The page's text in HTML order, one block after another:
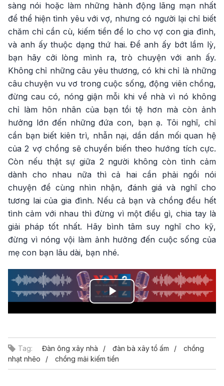
sàng nói hoặc làm những hành động lãng mạn nhất
để thể hiện tình yêu với vợ, nhưng có người lại chỉ biết
chăm chỉ cần cù, kiếm tiền để lo cho vợ con gia đình,
và anh ấy thuộc dạng thứ hai. Để anh ấy bớt lầm lỳ,
bạn hãy cởi lòng mình ra, trò chuyện với anh ấy.
Không chỉ những câu yêu thương, có khi chỉ là những
câu chuyện vu vơ trong cuộc sống, động viên chồng,
đừng cau có, nóng giận mỗi khi về nhà vì nó không
chỉ làm hôn nhân của bạn tồi tệ hơn mà còn ảnh
hưởng lớn đến những đứa con, bạn ạ. Tôi nghĩ, chỉ
cần bạn biết kiên trì, nhẫn nại, dần dần mối quan hệ
của 2 vợ chồng sẽ chuyển biến theo hướng tích cực.
Còn nếu thật sự giữa 2 người không còn tình cảm
dành cho nhau nữa thì cả hai cần phải ngồi nói
chuyện để cùng nhìn nhận, đánh giá và nghĩ cho
tương lai của gia đình. Nếu cả bạn và chồng đều hết
tình cảm với nhau thì đừng vì một điều gì, chia tay là
giải pháp tốt nhất. Hãy bình tâm suy nghĩ cho kỹ,
đừng vì nóng vội làm ảnh hưởng đến cuộc sống của
mẹ con bạn lâu dài, bạn nhé.
Play
Tag: Đàn ông xây nhà đàn bà xây tổ ấm
chồng
nhạt nhẽo
chồng mải kiếm tiền